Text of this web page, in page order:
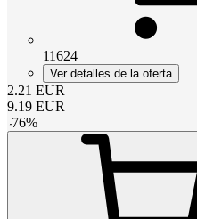
11624
Ver detalles de la oferta
2.21 EUR
9.19 EUR
-76%